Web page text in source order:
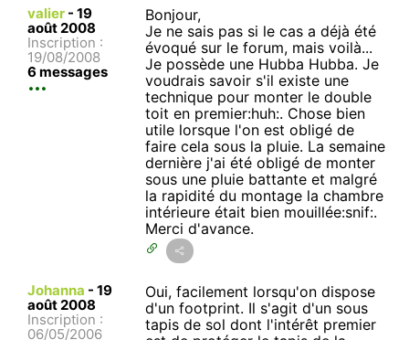
valier - 19
août 2008
Inscription :
19/08/2008
6 messages
Bonjour,
Je ne sais pas si le cas a déjà été
évoqué sur le forum, mais voilà...
Je possède une Hubba Hubba. Je
voudrais savoir s'il existe une
technique pour monter le double
toit en premier:huh:. Chose bien
utile lorsque l'on est obligé de
faire cela sous la pluie. La semaine
dernière j'ai été obligé de monter
sous une pluie battante et malgré
la rapidité du montage la chambre
intérieure était bien mouillée:snif:.
Merci d'avance.
Johanna - 19
août 2008
Inscription :
06/05/2006
Oui, facilement lorsqu'on dispose
d'un footprint. Il s'agit d'un sous
tapis de sol dont l'intérêt premier